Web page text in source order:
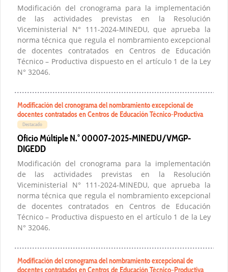
Modificación del cronograma para la implementación
de las actividades previstas en la Resolución
Viceministerial N° 111-2024-MINEDU, que aprueba la
norma técnica que regula el nombramiento excepcional
de docentes contratados en Centros de Educación
Técnico – Productiva dispuesto en el artículo 1 de la Ley
N° 32046.
Modificación del cronograma del nombramiento excepcional de
docentes contratados en Centros de Educación Técnico-Productiva
Destacado
Oficio Múltiple N.° 00007-2025-MINEDU/VMGP-
DIGEDD
Modificación del cronograma para la implementación
de las actividades previstas en la Resolución
Viceministerial N° 111-2024-MINEDU, que aprueba la
norma técnica que regula el nombramiento excepcional
de docentes contratados en Centros de Educación
Técnico – Productiva dispuesto en el artículo 1 de la Ley
N° 32046.
Modificación del cronograma del nombramiento excepcional de
docentes contratados en Centros de Educación Técnico–Productiva